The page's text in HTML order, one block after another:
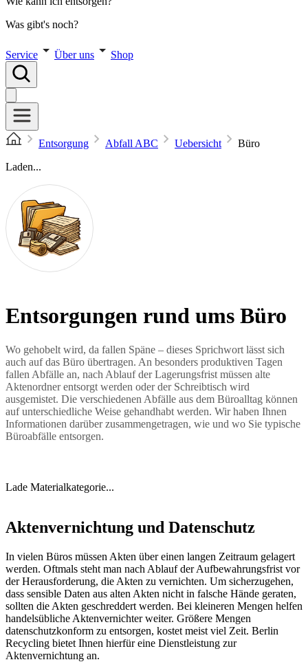
Was gibt's noch?
Service Über uns Shop
Entsorgung Abfall ABC Uebersicht
Büro
Laden...
Entsorgungen rund ums Büro
Wo gehobelt wird, da fallen Späne – dieses Sprichwort lässt sich
auch auf das Büro übertragen. An besonders produktiven Tagen
fallen Abfälle an, nach Ablauf der Lagerungsfrist müssen alte
Aktenordner entsorgt werden oder der Schreibtisch wird
ausgemistet. Die verschiedenen Abfälle aus dem Büroalltag können
auf unterschiedliche Weise gehandhabt werden. Wir haben Ihnen
Informationen darüber zusammengetragen, wie und wo Sie typische
Büroabfälle entsorgen.
Lade Materialkategorie...
Aktenvernichtung und Datenschutz
In vielen Büros müssen Akten über einen langen Zeitraum gelagert
werden. Oftmals steht man nach Ablauf der Aufbewahrungsfrist vor
der Herausforderung, die Akten zu vernichten. Um sicherzugehen,
dass sensible Daten aus alten Akten nicht in falsche Hände geraten,
sollten die Akten geschreddert werden. Bei kleineren Mengen helfen
handelsübliche Aktenvernichter weiter. Größere Mengen
datenschutzkonform zu entsorgen, kostet meist viel Zeit. Berlin
Recycling bietet Ihnen hierfür eine Dienstleistung zur
Aktenvernichtung an.